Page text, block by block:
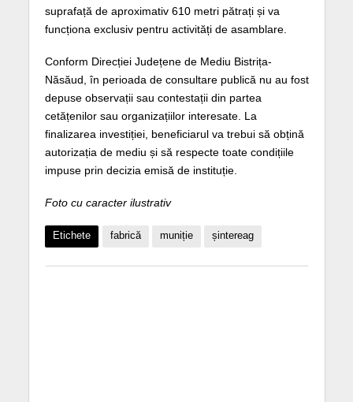
suprafață de aproximativ 610 metri pătrați și va
funcționa exclusiv pentru activități de asamblare.
Conform Direcției Județene de Mediu Bistrița-
Năsăud, în perioada de consultare publică nu au fost
depuse observații sau contestații din partea
cetățenilor sau organizațiilor interesate. La
finalizarea investiției, beneficiarul va trebui să obțină
autorizația de mediu și să respecte toate condițiile
impuse prin decizia emisă de instituție.
Foto cu caracter ilustrativ
Etichete fabrică muniție șintereag